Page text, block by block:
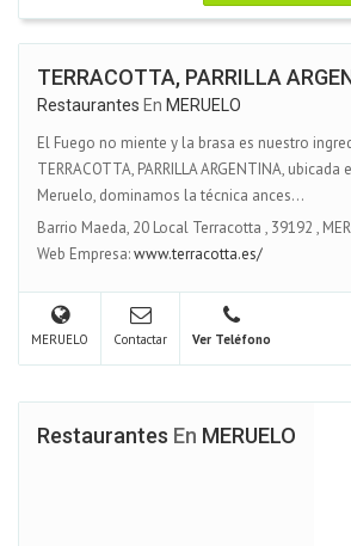
TERRACOTTA, PARRILLA
Restaurantes En MERUELO
El Fuego no miente y la brasa es nuestro
TERRACOTTA, PARRILLA ARGENTINA,
Meruelo, dominamos la técnica ances...
Barrio Maeda, 20 Local Terracotta , 39192 ,
Web Empresa:www.terracotta.es/
MERUELO Contactar Ver Teléfono
Restaurantes En MERUELO